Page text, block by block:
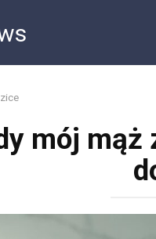
mój mąż